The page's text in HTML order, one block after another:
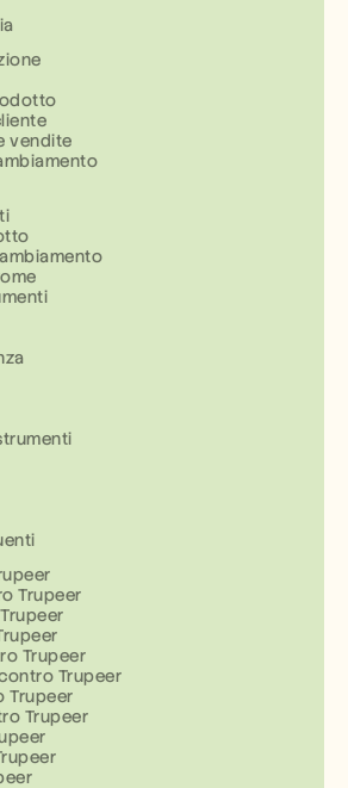
vendite
Trupeer
Trupeer
Trupeer
Trupeer
Trupeer